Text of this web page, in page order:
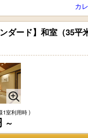
カ
ンダード】和室（35平
1室利用時 )
～